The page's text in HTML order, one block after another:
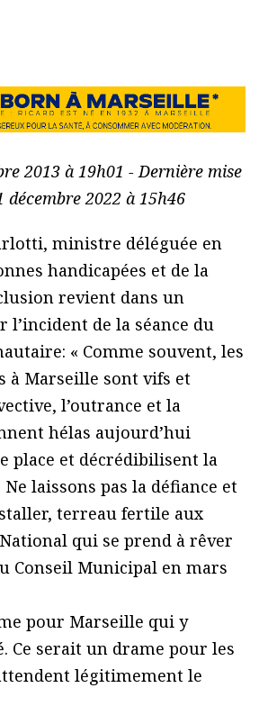
2013 à 19h01 - Dernière mise
décembre 2022 à 15h46
ministre déléguée en
handicapées et de la
revient dans un
l’incident de la séance du
« Comme souvent, les
à Marseille sont vifs et
l’outrance et la
hélas aujourd’hui
place et décrédibilisent la
laissons pas la défiance et
terreau fertile aux
qui se prend à rêver
Conseil Municipal en mars
pour Marseille qui y
Ce serait un drame pour les
légitimement le